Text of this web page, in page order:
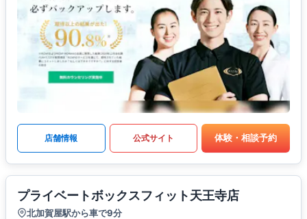
店舗情報 公式サイト 体験・相談予約
プライベートボックスフィット天王寺店
北加賀屋駅から車で9分